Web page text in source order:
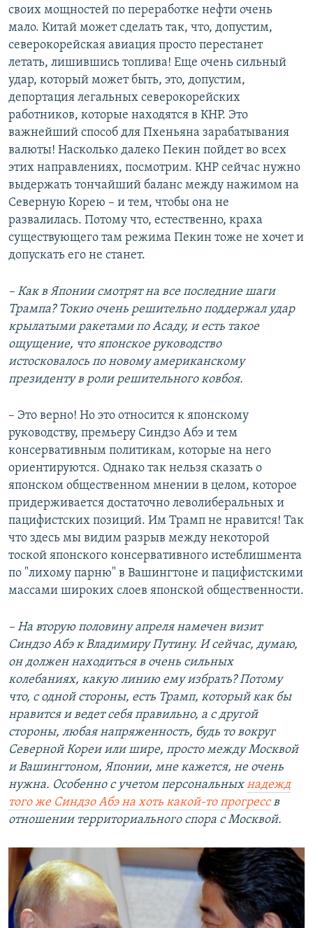
своих мощностей по переработке нефти очень
мало. Китай может сделать так, что, допустим,
северокорейская авиация просто перестанет
летать, лишившись топлива! Еще очень сильный
удар, который может быть, это, допустим,
депортация легальных северокорейских
работников, которые находятся в КНР. Это
важнейший способ для Пхеньяна зарабатывания
валюты! Насколько далеко Пекин пойдет во всех
этих направлениях, посмотрим. КНР сейчас нужно
выдержать тончайший баланс между нажимом на
Северную Корею – и тем, чтобы она не
развалилась. Потому что, естественно, краха
существующего там режима Пекин тоже не хочет и
допускать его не станет.
– Как в Японии смотрят на все последние шаги
Трампа? Токио очень решительно поддержал удар
крылатыми ракетами по Асаду, и есть такое
ощущение, что японское руководство
истосковалось по новому американскому
президенту в роли решительного ковбоя.
– Это верно! Но это относится к японскому
руководству, премьеру Синдзо Абэ и тем
консервативным политикам, которые на него
ориентируются. Однако так нельзя сказать о
японском общественном мнении в целом, которое
придерживается достаточно леволиберальных и
пацифистских позиций. Им Трамп не нравится! Так
что здесь мы видим разрыв между некоторой
тоской японского консервативного истеблишмента
по "лихому парню" в Вашингтоне и пацифистскими
массами широких слоев японской общественности.
– На вторую половину апреля намечен визит
Синдзо Абэ к Владимиру Путину. И сейчас, думаю,
он должен находиться в очень сильных
колебаниях, какую линию ему избрать? Потому
что, с одной стороны, есть Трамп, который как бы
нравится и ведет себя правильно, а с другой
стороны, любая напряженность, будь то вокруг
Северной Кореи или шире, просто между Москвой
и Вашингтоном, Японии, мне кажется, не очень
нужна. Особенно с учетом персональныхнадежд
того же Синдзо Абэ на хоть какой-то прогрессв
отношении территориального спора с Москвой.